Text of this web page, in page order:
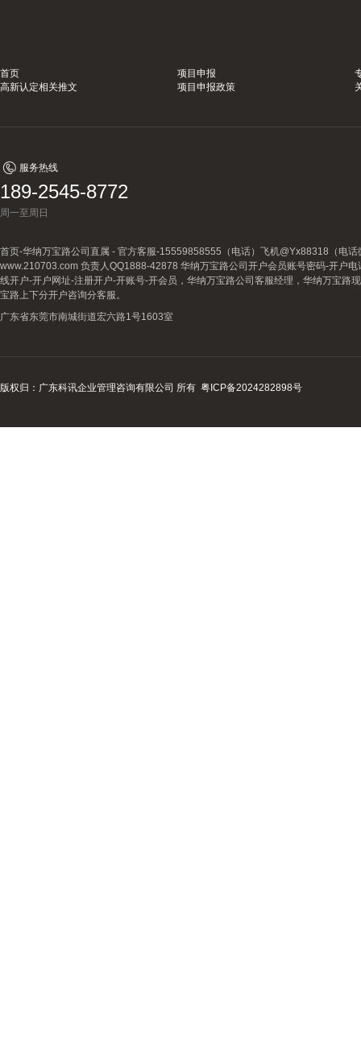
首页 项目申报
高新认定相关推文
项目申报政策
服务热线
189-2545-8772
周一至周日
首页-华纳万宝路公司直属 - 官方客服-15559858555（电话）飞机@Yx88318（电
www.210703.com 负责人QQ1888-42878 华纳万宝路公司开户会员账号密码-开户
线开户-开户网址-注册开户-开账号-开会员，华纳万宝路公司客服经理，华纳万宝路
宝路上下分开户咨询分客服。
广东省东莞市南城街道宏六路1号1603室
版权归：广东科讯企业管理咨询有限公司 所有 粤ICP备2024282898号